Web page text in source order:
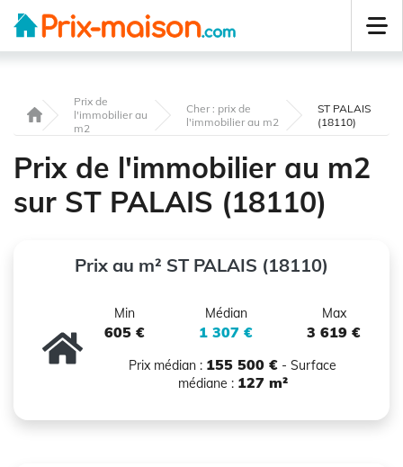
Prix de
l'immobilier au
m2
Cher : prix de
l'immobilier au m2
ST PALAIS
(18110)
Prix de l'immobilier au m2
sur ST PALAIS (18110)
Prix au m² ST PALAIS (18110)
Min
605 €
Médian
1 307 €
Max
3 619 €
Prix médian : 155 500 € - Surface
médiane : 127 m²